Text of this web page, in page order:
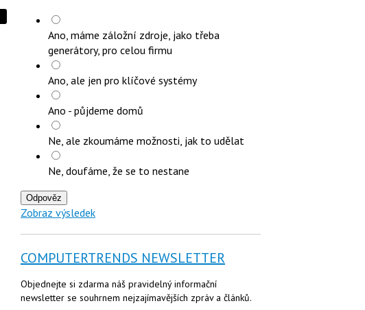
Ano, máme záložní zdroje, jako třeba
generátory, pro celou firmu
Ano, ale jen pro klíčové systémy
Ano - půjdeme domů
Ne, ale zkoumáme možnosti, jak to udělat
Ne, doufáme, že se to nestane
Odpověz
Zobraz výsledek
COMPUTERTRENDS NEWSLETTER
Objednejte si zdarma náš pravidelný informační
newsletter se souhrnem nejzajímavějších zpráv a článků.